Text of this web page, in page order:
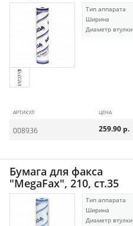
Тип аппарата
Ширина
Диаметр втулки
АРТИКУЛ ЦЕНА
008936 259.90 р.
Бумага для факса
"MegaFax", 210, ст.35
Тип аппарата
Ширина
Диаметр втулки